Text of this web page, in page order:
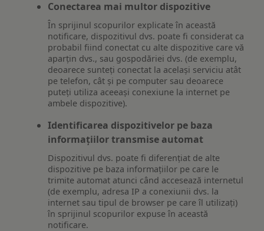
Conectarea mai multor dispozitive
În sprijinul scopurilor explicate în această
notificare, dispozitivul dvs. poate fi considerat ca
probabil fiind conectat cu alte dispozitive care vă
aparțin dvs., sau gospodăriei dvs. (de exemplu,
deoarece sunteți conectat la același serviciu atât
pe telefon, cât și pe computer sau deoarece
puteți utiliza aceeași conexiune la internet pe
ambele dispozitive).
Identificarea dispozitivelor pe baza
informațiilor transmise automat
Dispozitivul dvs. poate fi diferențiat de alte
dispozitive pe baza informațiilor pe care le
trimite automat atunci când accesează internetul
(de exemplu, adresa IP a conexiunii dvs. la
internet sau tipul de browser pe care îl utilizați)
în sprijinul scopurilor expuse în această
notificare.